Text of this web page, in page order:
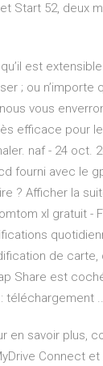
Start 52, deux
est
; ou n’importe
vous
efficace pour
naf - 24 oct.
fourni avec le
? Afficher la
xl gratuit -
de carte,
Share est
téléchargement
savoir plus,
Connect